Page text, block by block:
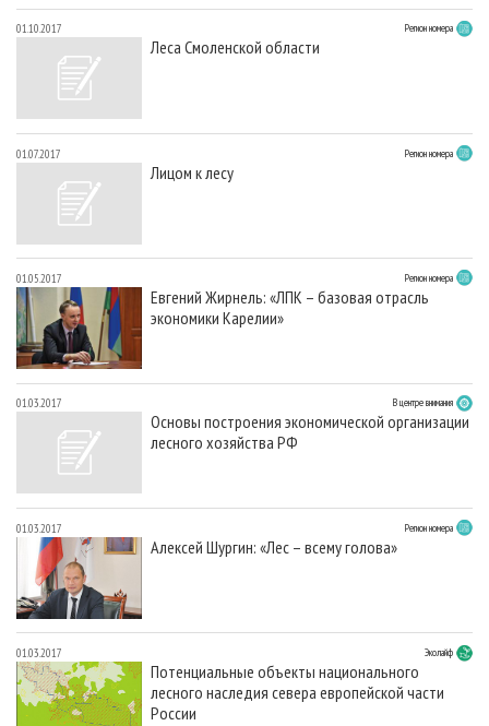
01.10.2017 Регион номера
Леса Смоленской области
01.07.2017 Регион номера
Лицом к лесу
01.05.2017 Регион номера
Евгений Жирнель: «ЛПК – базовая отрасль
экономики Карелии»
01.03.2017 В центре внимания
Основы построения экономической организации
лесного хозяйства РФ
01.03.2017 Регион номера
Алексей Шургин: «Лес – всему голова»
01.03.2017 Эколайф
Потенциальные объекты национального
лесного наследия севера европейской части
России